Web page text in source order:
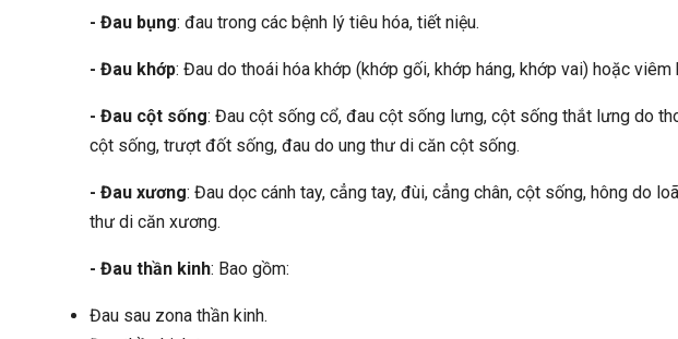
- Đau bụng: đau trong các bệnh lý tiêu hóa, tiết niệu.
- Đau khớp: Đau do thoái hóa khớp (khớp gối, khớp háng, khớp vai) hoặc viêm
- Đau cột sống: Đau cột sống cổ, đau cột sống lưng, cột sống thắt lưng do
cột sống, trượt đốt sống, đau do ung thư di căn cột sống.
- Đau xương: Đau dọc cánh tay, cẳng tay, đùi, cẳng chân, cột sống, hông do
thư di căn xương.
- Đau thần kinh: Bao gồm:
Đau sau zona thần kinh.